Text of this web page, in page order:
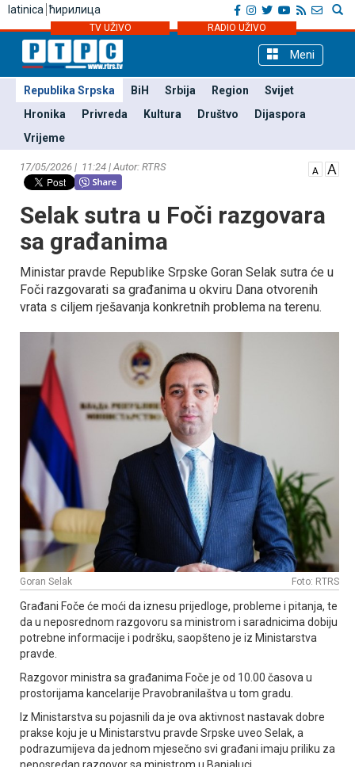
latinica ћирилица
TV UŽIVO RADIO UŽIVO
Meni
Republika Srpska BiH Srbija Region
Svijet
Hronika
Privreda Kultura Društvo
Dijaspora
Vrijeme
17/05/2026 | 11:24 | Autor: RTRS
Selak sutra u Foči razgovara
sa građanima
Ministar pravde Republike Srpske Goran Selak sutra će u
Foči razgovarati sa građanima u okviru Dana otvorenih
vrata s ciljem rješavanja konkretnih problema na terenu.
Goran Selak Foto: RTRS
Građani Foče će moći da iznesu prijedloge, probleme i pitanja, te
da u neposrednom razgovoru sa ministrom i saradnicima dobiju
potrebne informacije i podršku, saopšteno je iz Ministarstva
pravde.
Razgovor ministra sa građanima Foče je od 10.00 časova u
prostorijama kancelarije Pravobranilaštva u tom gradu.
Iz Ministarstva su pojasnili da je ova aktivnost nastavak dobre
prakse koju je u Ministarstvu pravde Srpske uveo Selak, a
podrazumijeva da jednom mjesečno svi građani imaju priliku za
neposredan razgovor sa ministrom u Banjaluci.